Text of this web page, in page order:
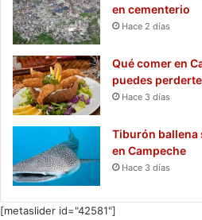
en cementerio
Hace 2 días
Qué comer en
puedes perderte
Hace 3 días
Tiburón ballena
en Campeche
Hace 3 días
[metaslider id="42581"]